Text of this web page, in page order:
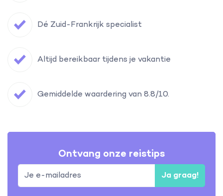
Dé Zuid-Frankrijk specialist
Altijd bereikbaar tijdens je vakantie
Gemiddelde waardering van 8.8/10.
Ontvang onze reistips
Ja graag!